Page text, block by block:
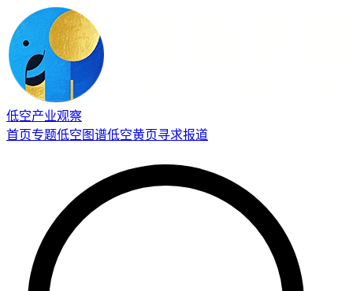
低空产业观察
首页专题低空图谱低空黄页寻求报道